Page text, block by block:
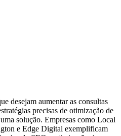
desejam aumentar as consultas
precisas de otimização de
solução. Empresas como Local
e Edge Digital exemplificam